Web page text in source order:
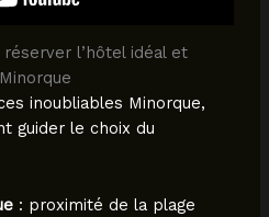
l’hôtel idéal et
inoubliables Minorque,
guider le choix du
: proximité de la plage